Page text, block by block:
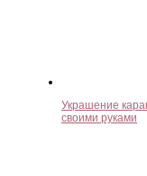
Украшение
своими руками